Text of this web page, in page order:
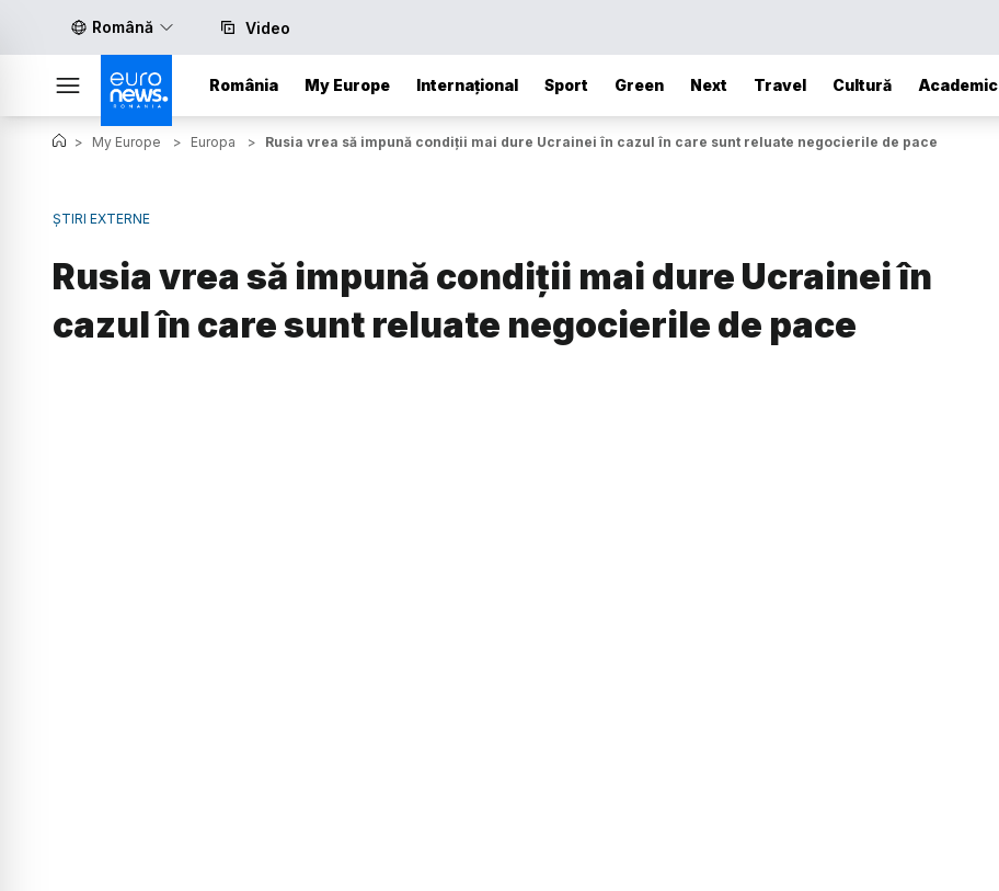
Română Video
România My Europe Internațional Sport Green Next Travel Cultură Academic
> My Europe > Europa > Rusia vrea să impună condiţii mai dure Ucrainei în cazul în care sunt reluate negocierile de pace
ȘTIRI EXTERNE
Rusia vrea să impună condiţii mai dure Ucrainei în
cazul în care sunt reluate negocierile de pace